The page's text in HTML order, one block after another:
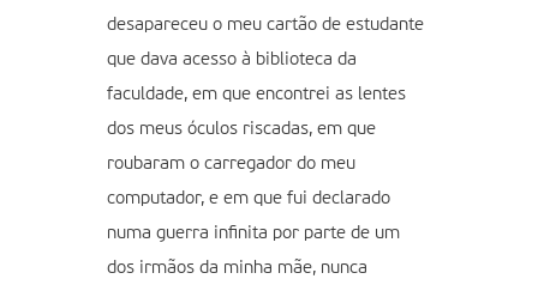
desapareceu o meu cartão de estudante
que dava acesso à biblioteca da
faculdade, em que encontrei as lentes
dos meus óculos riscadas, em que
roubaram o carregador do meu
computador, e em que fui declarado
numa guerra infinita por parte de um
dos irmãos da minha mãe, nunca